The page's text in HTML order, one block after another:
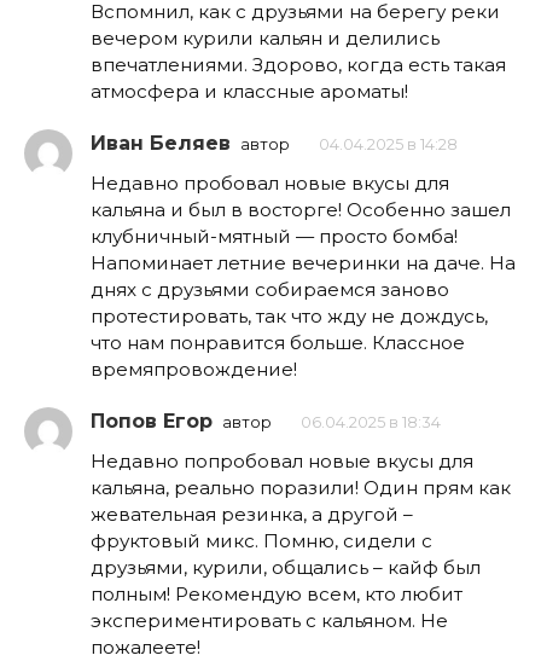
Вспомнил, как с друзьями на берегу реки
вечером курили кальян и делились
впечатлениями. Здорово, когда есть такая
атмосфера и классные ароматы!
Иван Беляев автор 04.04.2025 в 14:28
Недавно пробовал новые вкусы для
кальяна и был в восторге! Особенно зашел
клубничный-мятный — просто бомба!
Напоминает летние вечеринки на даче. На
днях с друзьями собираемся заново
протестировать, так что жду не дождусь,
что нам понравится больше. Классное
времяпровождение!
Попов Егор автор 06.04.2025 в 18:34
Недавно попробовал новые вкусы для
кальяна, реально поразили! Один прям как
жевательная резинка, а другой –
фруктовый микс. Помню, сидели с
друзьями, курили, общались – кайф был
полным! Рекомендую всем, кто любит
экспериментировать с кальяном. Не
пожалеете!